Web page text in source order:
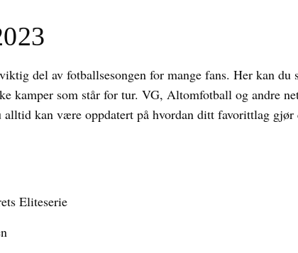
del av fotballsesongen for mange fans. Her kan
kamper som står for tur. VG, Altomfotball og andre
kan være oppdatert på hvordan ditt favorittlag gjør
Eliteserie